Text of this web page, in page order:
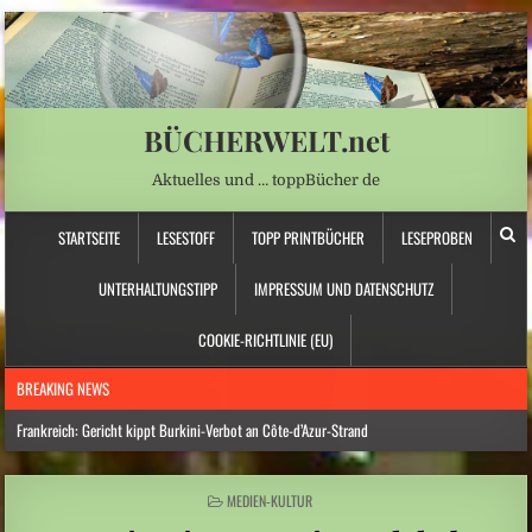
BÜCHERWELT.net
Aktuelles und … toppBücher de
STARTSEITE LESESTOFF TOPP PRINTBÜCHER LESEPROBEN
UNTERHALTUNGSTIPP IMPRESSUM UND DATENSCHUTZ
COOKIE-RICHTLINIE (EU)
BREAKING NEWS
Frankreich: Gericht kippt Burkini-Verbot an Côte-d’Azur-Strand
Hitzewelle: Rekordtief: Rhein-Pegel sinkt in Düsseldorf auf 15 Zentimeter
Österreich: Eine ganz neue Form von Chefsessel
POSTED
MEDIEN-KULTUR